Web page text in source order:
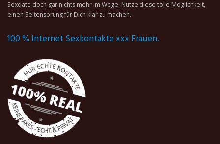
Sexdate doch gar nichts mehr im Wege. Nutze diese tolle Möglichkeit,
einen Seitensprung für Dich klar zu machen.
100 % Internet Sexkontakte xxx Frauen.